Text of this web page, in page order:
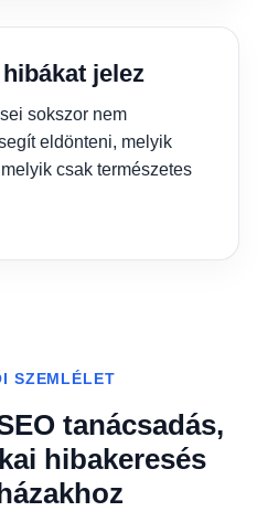
jelez
sokszor nem
eldönteni, melyik
csak természetes
SZEMLÉLET
tanácsadás,
hibakeresés